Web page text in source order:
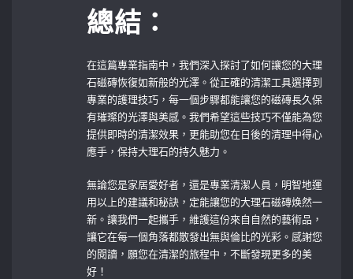
總結：
在這篇專業指南中，我們深入探討了如何讓您的大理
石磁磚恢復如新般的光澤。從正確的清潔工具選擇到
專業的護理技巧，每一個步驟都能讓您的磁磚長久保
有璀璨的光澤與美感。我們希望這些技巧不僅能為您
提供即時的清潔效果，更能助您在日後的清理中得心
應手，保持大理石的持久魅力。
無論您是家居愛好者，還是專業清潔人員，明智地運
用以上的建議和秘訣，定能讓您的大理石磁磚焕然一
新。讓我們一起攜手，維護這份來自自然的藝術品，
讓它在每一個角落都散發出無與倫比的光彩。感謝您
的閱讀，願您在清潔的旅程中，不斷發現更多的美
好！